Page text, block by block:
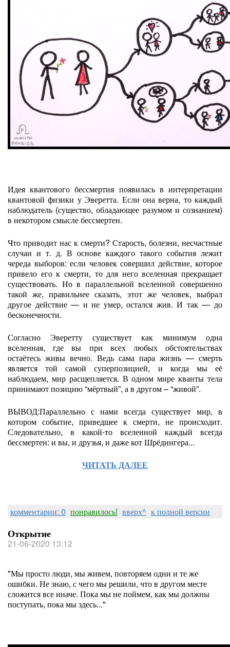
Идея квантового бессмертия появилась в интерпретации
квантовой физики у Эверетта. Если она верна, то каждый
наблюдатель (существо, обладающее разумом и сознанием)
в некотором смысле бессмертен.
Что приводит нас к смерти? Старость, болезни, несчастные
случаи и т. д. В основе каждого такого события лежит
череда выборов: если человек совершил действие, которое
привело его к смерти, то для него вселенная прекращает
существовать. Но в параллельной вселенной совершенно
такой же, правильнее сказать, этот же человек, выбрал
другое действие — и не умер, остался жив. И так — до
бесконечности.
Согласно Эверетту существует как минимум одна
вселенная, где вы при всех любых обстоятельствах
остаётесь живы вечно. Ведь сама пара жизнь — смерть
является той самой суперпозицией, и когда мы её
наблюдаем, мир расщепляется. В одном мире кванты тела
принимают позицию “мёртвый”, а в другом – “живой”.
ВЫВОД:Параллельно с нами всегда существует мир, в
котором событие, приведшее к смерти, не происходит.
Следовательно, в какой-то вселенной каждый всегда
бессмертен: и вы, и друзья, и даже кот Шрёдингера...
ЧИТАТЬ ДАЛЕЕ
комментарии: 0 понравилось! вверх^ к полной версии
Открытие
21-06-2020 13:12
"Мы просто люди, мы живем, повторяем одни и те же
ошибки. Не знаю, с чего мы решили, что в другом месте
сложится все иначе. Пока мы не поймем, как мы должны
поступать, пока мы здесь..."